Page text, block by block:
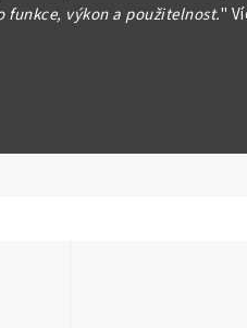
funkce, výkon a použitelnost."